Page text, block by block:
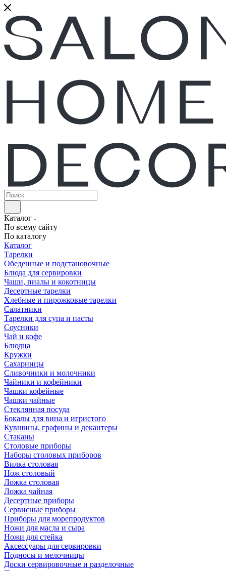
Каталог
По всему сайту
По каталогу
Каталог
Тарелки
Обеденные и подстановочные
Блюда для сервировки
Чаши, пиалы и кокотницы
Десертные тарелки
Хлебные и пирожковые тарелки
Салатники
Тарелки для супа и пасты
Соусники
Чай и кофе
Блюдца
Кружки
Сахарницы
Сливочники и молочники
Чайники и кофейники
Чашки кофейные
Чашки чайные
Стеклянная посуда
Бокалы для вина и игристого
Кувшины, графины и декантеры
Стаканы
Столовые приборы
Наборы столовых приборов
Вилка столовая
Нож столовый
Ложка столовая
Ложка чайная
Десертные приборы
Сервисные приборы
Приборы для морепродуктов
Ножи для масла и сыра
Ножи для стейка
Аксессуары для сервировки
Подносы и мелочницы
Доски сервировочные и разделочные